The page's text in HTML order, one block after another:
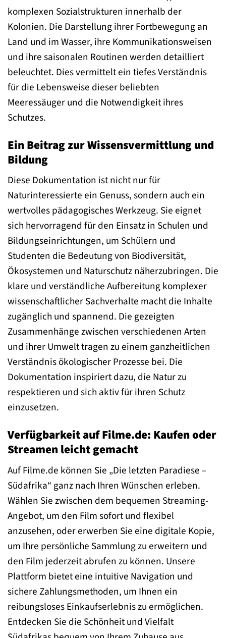
komplexen Sozialstrukturen innerhalb der
Kolonien. Die Darstellung ihrer Fortbewegung an
Land und im Wasser, ihre Kommunikationsweisen
und ihre saisonalen Routinen werden detailliert
beleuchtet. Dies vermittelt ein tiefes Verständnis
für die Lebensweise dieser beliebten
Meeressäuger und die Notwendigkeit ihres
Schutzes.
Ein Beitrag zur Wissensvermittlung und
Bildung
Diese Dokumentation ist nicht nur für
Naturinteressierte ein Genuss, sondern auch ein
wertvolles pädagogisches Werkzeug. Sie eignet
sich hervorragend für den Einsatz in Schulen und
Bildungseinrichtungen, um Schülern und
Studenten die Bedeutung von Biodiversität,
Ökosystemen und Naturschutz näherzubringen. Die
klare und verständliche Aufbereitung komplexer
wissenschaftlicher Sachverhalte macht die Inhalte
zugänglich und spannend. Die gezeigten
Zusammenhänge zwischen verschiedenen Arten
und ihrer Umwelt tragen zu einem ganzheitlichen
Verständnis ökologischer Prozesse bei. Die
Dokumentation inspiriert dazu, die Natur zu
respektieren und sich aktiv für ihren Schutz
einzusetzen.
Verfügbarkeit auf Filme.de: Kaufen oder
Streamen leicht gemacht
Auf Filme.de können Sie „Die letzten Paradiese –
Südafrika“ ganz nach Ihren Wünschen erleben.
Wählen Sie zwischen dem bequemen Streaming-
Angebot, um den Film sofort und flexibel
anzusehen, oder erwerben Sie eine digitale Kopie,
um Ihre persönliche Sammlung zu erweitern und
den Film jederzeit abrufen zu können. Unsere
Plattform bietet eine intuitive Navigation und
sichere Zahlungsmethoden, um Ihnen ein
reibungsloses Einkaufserlebnis zu ermöglichen.
Entdecken Sie die Schönheit und Vielfalt